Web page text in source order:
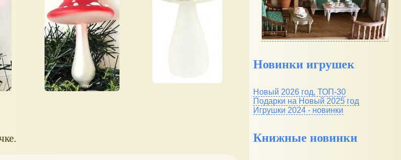
Новинки игрушек
Новый 2026 год, ТОП-30
Подарки на Новый 2025 год
Игрушки 2024 - новинки
Книжные новинки